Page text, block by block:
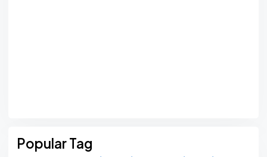
Popular Tag